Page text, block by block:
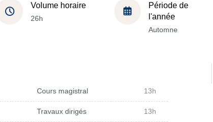
Volume horaire
26h
Période de
l'année
Automne
Cours magistral 13h
Travaux dirigés 13h